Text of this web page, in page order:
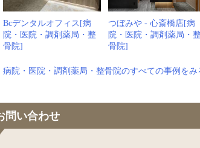
Bcデンタルオフィス[病
院・医院・調剤薬局・整
骨院]
つぼみや - 心斎橋店[病
院・医院・調剤薬局・
骨院]
病院・医院・調剤薬局・整骨院のすべての事例をみ
問い合わせ